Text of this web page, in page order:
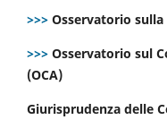
>>> Osservatorio
>>> Osservatorio sul
(OCA)
Giurisprudenza delle